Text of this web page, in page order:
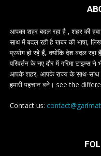
आपका शहर बदल रहा है , शहर की
साथ में बदल रही है खबर की भाषा,
प्रयोग हो रहे हैं, क्योंकि देश बदल रहा
परिवर्तन के नए दौर में गरिमा
आपके शहर, आपके राज्य के साथ-साथ
हमारी पहचान बने। see the
Contact us: